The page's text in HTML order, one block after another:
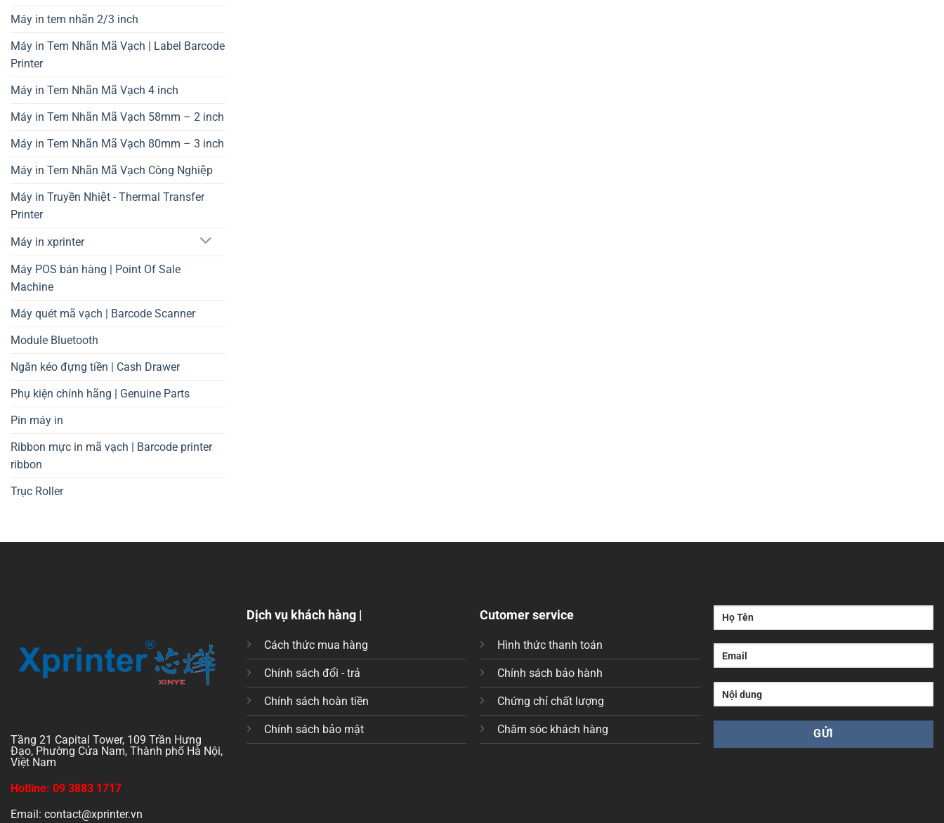
Máy in tem nhãn 2/3 inch
Máy in Tem Nhãn Mã Vạch | Label Barcode
Printer
Máy in Tem Nhãn Mã Vạch 4 inch
Máy in Tem Nhãn Mã Vạch 58mm – 2 inch
Máy in Tem Nhãn Mã Vạch 80mm – 3 inch
Máy in Tem Nhãn Mã Vạch Công Nghiệp
Máy in Truyền Nhiệt - Thermal Transfer
Printer
Máy in xprinter
Máy POS bán hàng | Point Of Sale
Machine
Máy quét mã vạch | Barcode Scanner
Module Bluetooth
Ngăn kéo đựng tiền | Cash Drawer
Phụ kiện chính hãng | Genuine Parts
Pin máy in
Ribbon mực in mã vạch | Barcode printer
ribbon
Trục Roller
Tầng 21 Capital Tower, 109 Trần Hưng
Đạo, Phường Cửa Nam, Thành phố Hà Nội,
Việt Nam
Hotline: 09 3883 1717
Email: contact@xprinter.vn
Dịch vụ khách hàng |
Cách thức mua hàng
Chính sách đổi - trả
Chính sách hoàn tiền
Chính sách bảo mật
Cutomer service
Hình thức thanh toán
Chính sách bảo hành
Chứng chỉ chất lượng
Chăm sóc khách hàng